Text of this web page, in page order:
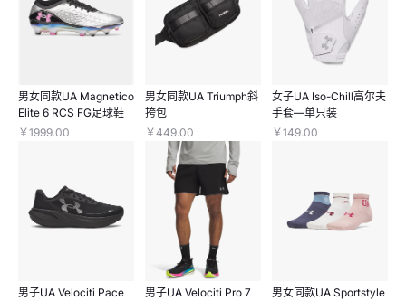
男女同款UA Magnetico
Elite 6 RCS FG足球鞋
￥1999.00
男女同款UA Triumph斜
挎包
￥449.00
女子UA Iso-Chill高尔夫
手套—单只装
￥149.00
男子UA Velociti Pace
男子UA Velociti Pro 7
男女同款UA Sportstyle